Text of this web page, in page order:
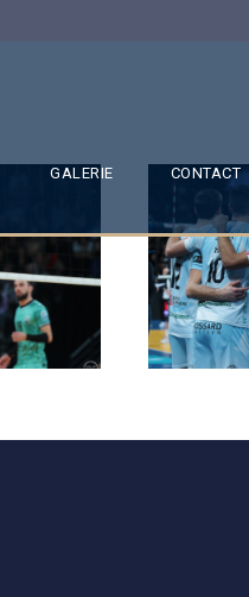
GALERIE CONTACT